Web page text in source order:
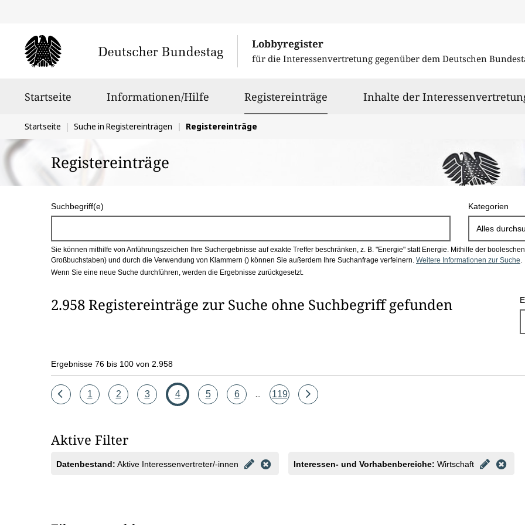
Lobbyregister
für die Interessenvertretung gegenüber dem Deutschen
Startseite Informationen/Hilfe Registereinträge ausgewähltInhalte der
Sie
befinden
sich
hier:
Startseite Suche in Registereinträgen Registereinträge
Registereinträge
u
c
h
b
o
Suchbegriff(e) Kategorien
Alles
Sie können mithilfe von Anführungszeichen Ihre Suchergebnisse auf exakte Treffer beschränken, z. B. "Energie" statt Energie. Mithilfe der
Großbuchstaben) und durch die Verwendung von Klammern () können Sie außerdem Ihre Suchanfrage verfeinern. Weitere Informationen zur Suche.
Wenn Sie eine neue Suche durchführen, werden die Ergebnisse zurückgesetzt.
2.958 Registereinträge zur Suche ohne Suchbegriff gefunden
Ergebnisse 76 bis 100 von 2.958
Eine
Seite
1 Seite
2 Seite
3 Seite
4 Seite
5 Seite
6 Seite
119
Eine
Aktive Filter
Datenbestand: Aktive Interessenvertreter/-innen Interessen- und Vorhabenbereiche: Wirtschaft